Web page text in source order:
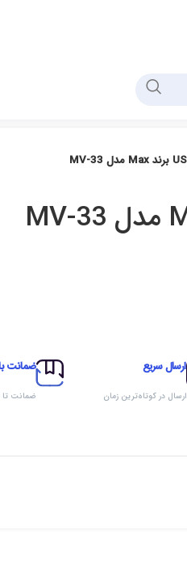
ارسال سریع
ارسال در کوتاه‌ترین زمان
ضمانت
ضمانت تا